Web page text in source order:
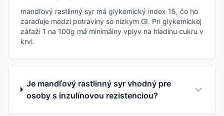
mandľový rastlinný syr má glykemický index 15, čo ho
zaraďuje medzi potraviny so nízkym GI. Pri glykemickej
záťaži 1 na 100g má minimálny vplyv na hladinu cukru v
krvi.
Je mandľový rastlinný syr vhodný pre
osoby s inzulínovou rezistenciou?